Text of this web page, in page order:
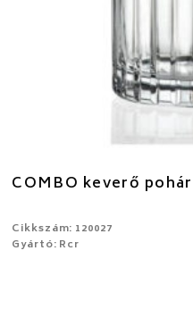
COMBO keverő
Cikkszám: 120027
Gyártó: Rcr